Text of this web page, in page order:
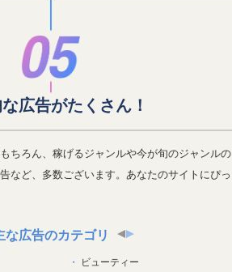
広告がたくさん！
ちろん、稼げるジャンルや今が旬のジャンルの
など、多数ございます。あなたのサイトにぴっ
な広告のカテゴリ
ビューティー